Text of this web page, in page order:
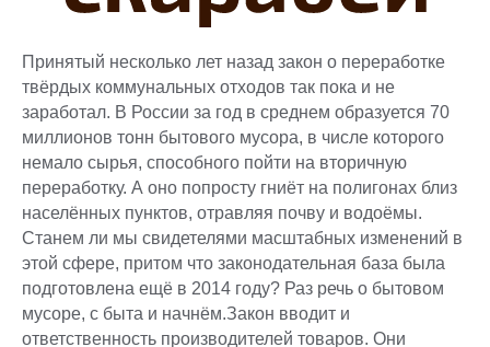
Принятый несколько лет назад закон о переработке
твёрдых коммунальных отходов так пока и не
заработал. В России за год в среднем образуется 70
миллионов тонн бытового мусора, в числе которого
немало сырья, способного пойти на вторичную
переработку. А оно попросту гниёт на полигонах близ
населённых пунктов, отравляя почву и водоёмы.
Станем ли мы свидетелями масштабных изменений в
этой сфере, притом что законодательная база была
подготовлена ещё в 2014 году? Раз речь о бытовом
мусоре, с быта и начнём.Закон вводит и
ответственность производителей товаров. Они